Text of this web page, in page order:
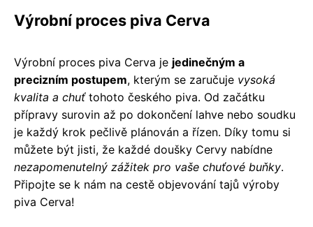
Výrobní proces piva Cerva
Výrobní proces piva Cerva je jedinečným a
precizním postupem, kterým se zaručuje vysoká
kvalita a chuťtohoto českého piva. Od začátku
přípravy surovin až po dokončení lahve nebo soudku
je každý krok pečlivě plánován a řízen. Díky tomu si
můžete být jisti, že každé doušky Cervy nabídne
nezapomenutelný zážitek pro vaše chuťové buňky.
Připojte se k nám na cestě objevování tajů výroby
piva Cerva!